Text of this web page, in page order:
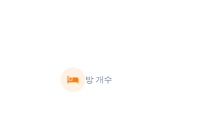
방 개수